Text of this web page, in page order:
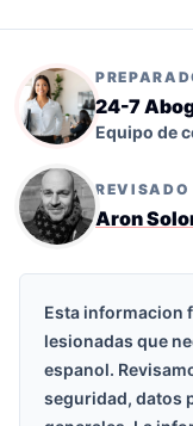
24-7
Equipo de
REVISADO
Aron
Esta informacion
lesionadas que
espanol.
seguridad, datos